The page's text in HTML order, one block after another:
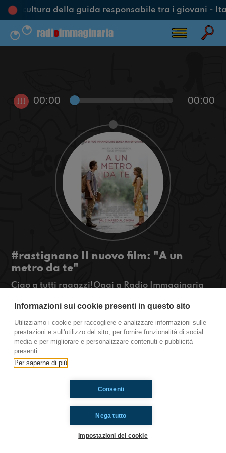
cultura della guida responsabile tra i giovani-
!!! 00:00 00:00
#rastignano Il nuovo film: "A un
metro da te"
Ciao a tutti ragazzi!Oggi a Radio Immaginaria
metro da te" (ALLARME SPOILER!!!).
#OkkinSu www.radioimmaginaria.it
Rastignano
Informazioni sui cookie presenti in questo sito
Utilizziamo i cookie per raccogliere e analizzare informazioni sulle
prestazioni e sull'utilizzo del sito, per fornire funzionalità di social
media e per migliorare e personalizzare contenuti e pubblicità
presenti.
Per saperne di più
Nega tutto
Consenti
Impostazioni dei cookie